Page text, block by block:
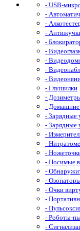
- USB-
-
-
-
-
-
-
-
-
- Глушилки
-
- Домашние
- Зарядные
- Зарядные
-
-
-
- Носимые
-
-
- Очки
-
-
- Роботы-
-